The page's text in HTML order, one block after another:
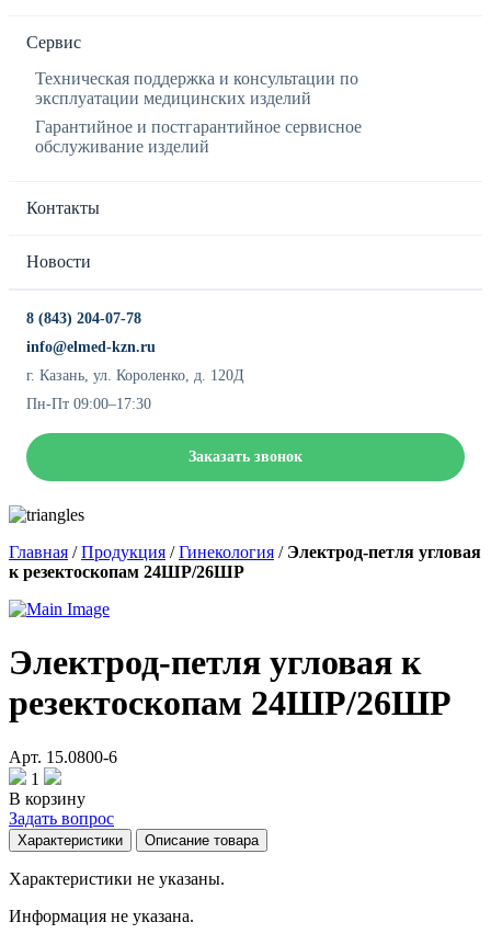
Сервис
Техническая поддержка и консультации по
эксплуатации медицинских изделий
Гарантийное и постгарантийное сервисное
обслуживание изделий
Контакты
Новости
8 (843) 204-07-78
info@elmed-kzn.ru
г. Казань, ул. Короленко, д. 120Д
Пн-Пт 09:00–17:30
Заказать звонок
Главная /Продукция /Гинекология / Электрод-петля угловая
к резектоскопам 24ШР/26ШР
Электрод-петля угловая к
резектоскопам 24ШР/26ШР
Арт. 15.0800-6
1
В корзину
Задать вопрос
Характеристики Описание товара
Характеристики не указаны.
Информация не указана.